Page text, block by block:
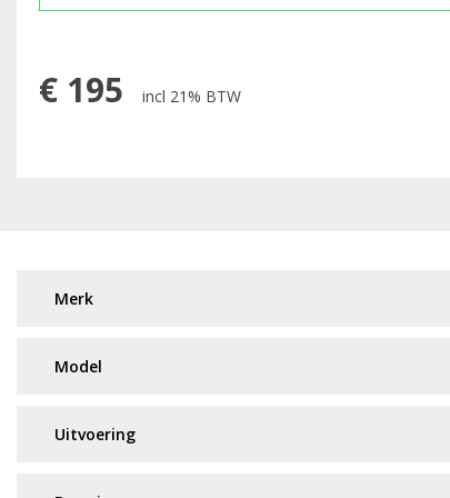
€ 195 incl 21% BTW